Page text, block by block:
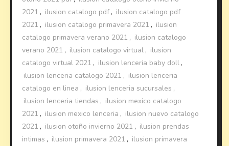
2021 , ilusion catalogo pdf , ilusion catalogo pdf
2021 , ilusion catalogo primavera 2021 , ilusion
catalogo primavera verano 2021 , ilusion catalogo
verano 2021 , ilusion catalogo virtual , ilusion
catalogo virtual 2021 , ilusion lenceria baby doll ,
ilusion lenceria catalogo 2021 , ilusion lenceria
catalogo en linea , ilusion lenceria sucursales ,
ilusion lenceria tiendas , ilusion mexico catalogo
2021 , ilusion mexico lenceria , ilusion nuevo catalogo
2021 , ilusion otoño invierno 2021 , ilusion prendas
intimas , ilusion primavera 2021 , ilusion primavera